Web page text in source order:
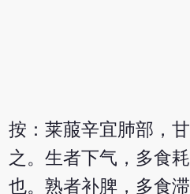
按：莱菔辛宜肺部，
之。生者下气，多食
也。熟者补脾，多食